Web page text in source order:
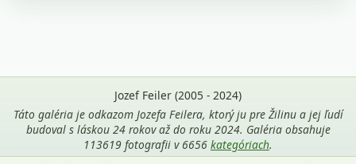
Jozef Feiler (2005 - 2024)
Táto galéria je odkazom Jozefa Feilera, ktorý ju pre Žilinu a jej ľudí
budoval s láskou 24 rokov až do roku 2024. Galéria obsahuje
113619 fotografii v 6656 kategóriach.